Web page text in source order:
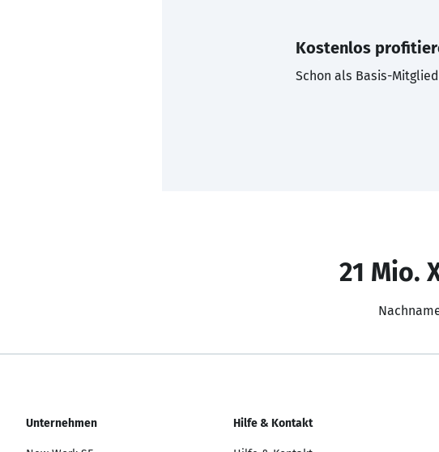
Kostenlos
Schon als Basis-
21 Mio.
Unternehmen Hilfe & Kontakt